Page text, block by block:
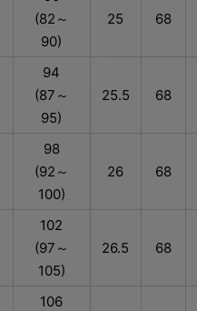
(82～
90)
25 68
94
(87～
95)
25.5 68
98
(92～
100)
26 68
102
(97～
105)
26.5 68
106